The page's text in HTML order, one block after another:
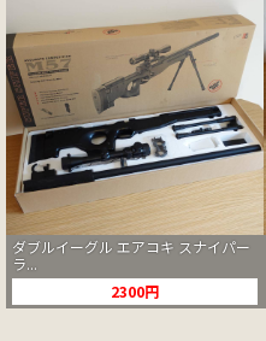
ダブルイーグル エアコキ スナイパー
ラ...
2300円